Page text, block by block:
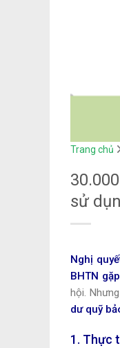
Trang chủ
sử
Nghị
BHTN
hội.
dư quỹ
1. Thực